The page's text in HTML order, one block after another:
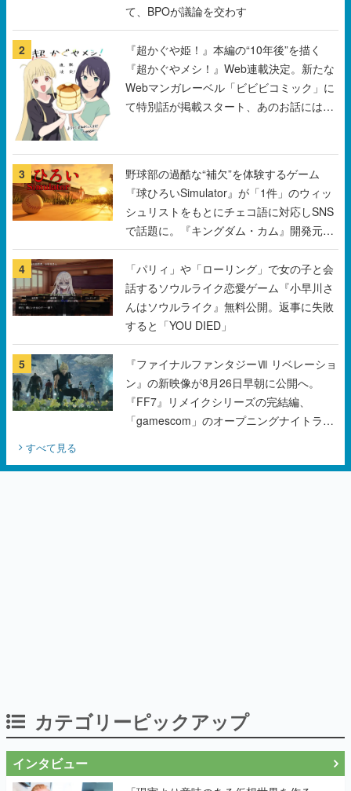
『超かぐやメシ！』Web連載決定。新たな
Webマンガレーベル「ビビビコミック」に
て特別話が掲載スタート、あのお話には…
まだ続きがある！
3
野球部の過酷な“補欠”を体験するゲーム
シュリストをもとにチェコ語に対応しSNS
で話題に。『キングダム・カム』開発元や
チェコのプロ野球選手から称賛の声
4
「パリィ」や「ローリング」で女の子と会
話するソウルライク恋愛ゲーム『小早川さ
んはソウルライク』無料公開。返事に失敗
すると「YOU DIED」
5
『ファイナルファンタジーⅦ リベレーショ
ン』の新映像が8月26日早朝に公開へ。
『FF7』リメイクシリーズの完結編、
「gamescom」のオープニングナイトライ
ブにてディレクターの浜口直樹氏が登壇す
る予定
すべて見る
「現実より意味のある仮想世界を作る」
──『EVE Online』の生みの親が18年掲げ